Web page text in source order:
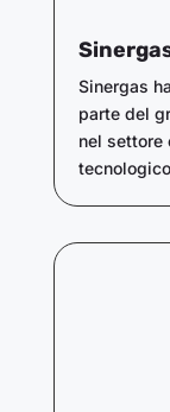
Sinergas
parte del
nel settore